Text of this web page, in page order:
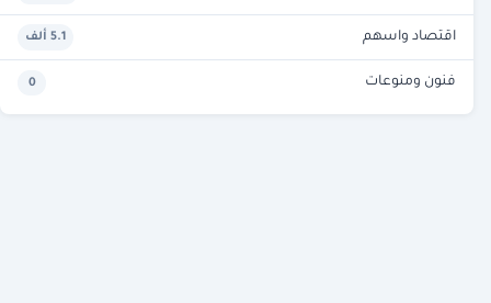
اقتصاد واسهم 5.1 ألف
فنون ومنوعات 0